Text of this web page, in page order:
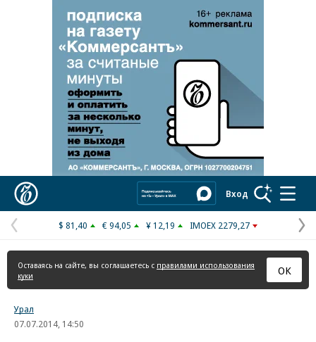
Реклама в «Ъ» www.kommersant.ru/ad
Вход
Предыдущая
страница
$ 81,40 € 94,05 ¥ 12,19 IMOEX 2279,27
Оставаясь на сайте, вы соглашаетесь с правилами использования
куки
ОК
Урал
07.07.2014, 14:50